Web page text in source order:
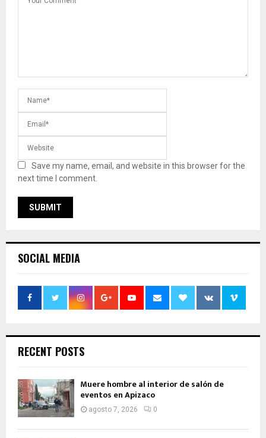
Save my name, email, and website in this browser for the
next time I comment.
SOCIAL MEDIA
RECENT POSTS
Muere hombre al interior de salón de
eventos en Apizaco
agosto 7, 2026 0